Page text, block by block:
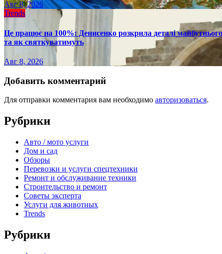
Авг 8, 2026
Trends
Це працює на 100%: Денисенко розкрила деталі майбутнього
та як святкуватимуть
Авг 8, 2026
Добавить комментарий
Для отправки комментария вам необходимо авторизоваться.
Рубрики
Авто / мото услуги
Дом и сад
Обзоры
Перевозки и услуги спецтехники
Ремонт и обслуживание техники
Строительство и ремонт
Советы эксперта
Услуги для животных
Trends
Рубрики